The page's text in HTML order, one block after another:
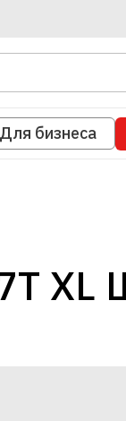
Для бизнеса